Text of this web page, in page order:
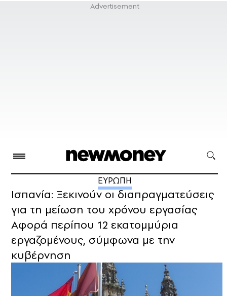
ΕΥΡΩΠΗ
Ισπανία: Ξεκινούν οι διαπραγματεύσεις
για τη μείωση τoυ χρόνου εργασίας
Αφορά περίπου 12 εκατομμύρια
εργαζομένους, σύμφωνα με την
κυβέρνηση